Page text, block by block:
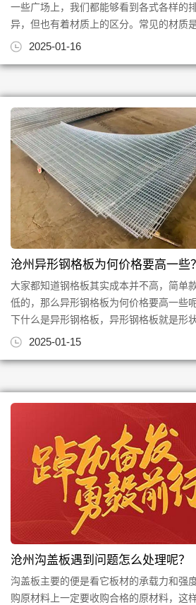
一些广场上，我们都能够看到各式各样的
异，但也有着材质上的区分。常见的材质
沟盖板有哪些优点呢？下面就...
2025-01-16
沧州异形钢格板为何价格要高一些？
大家都知道钢格板其实成本并不高，简单
低的，那么异形钢格板为何价格要高一些
下什么是异形钢格板，异形钢格板就是形
括扇形的、圆形的、挖孔的...
2025-01-15
沧州沟盖板遇到问题怎么处理呢？
沟盖板主要的便是看它板材的承载力和强
购原材料上一定要收购合格的原材料，这